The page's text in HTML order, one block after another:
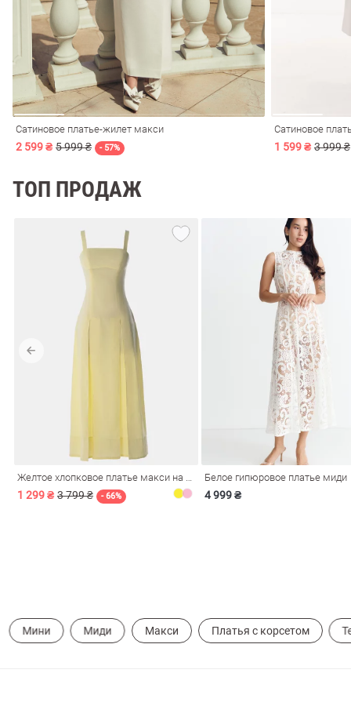
Сатиновое платье-жилет макси
2 599 ₴ 5 999 ₴ - 57%
Сатиновое
1 599 ₴ 3 999 ₴
ТОП ПРОДАЖ
1 299 ₴ 3 799 ₴ - 66%
Белое гипюровое платье миди
4 999 ₴
Мини Миди Макси Платья с корсетом